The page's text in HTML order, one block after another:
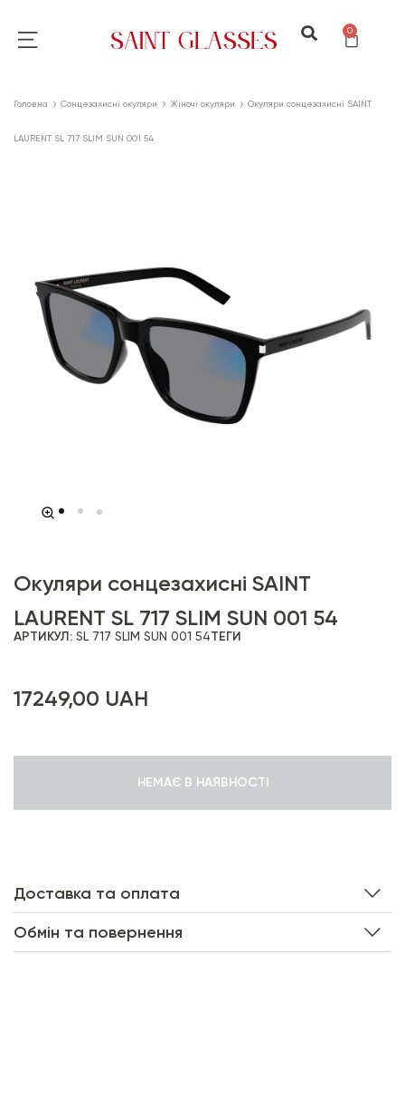
0
Головна Сонцезахисні окуляри Жіночі окуляри Окуляри сонцезахисні SAINT
LAURENT SL 717 SLIM SUN 001 54
Окуляри сонцезахисні SAINT
LAURENT SL 717 SLIM SUN 001 54
АРТИКУЛ: SL 717 SLIM SUN 001 54ТЕГИ
17249,00 UAH
НЕМАЄ В НАЯВНОСТІ
Доставка та оплата
Обмін та повернення